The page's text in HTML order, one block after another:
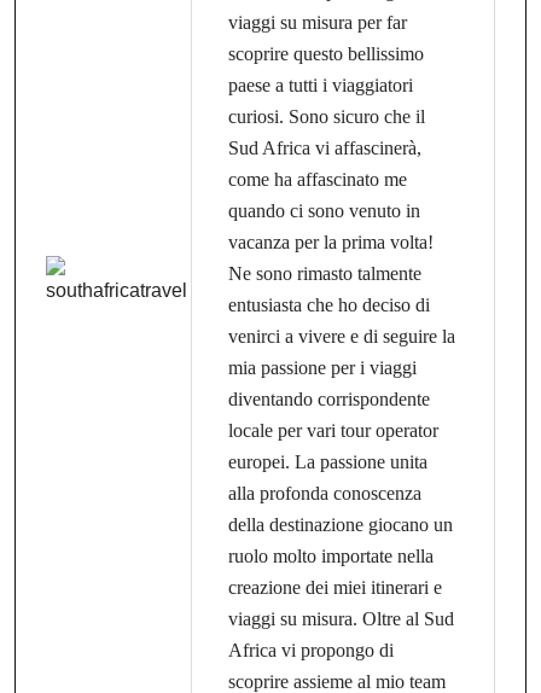
viaggi su misura per far
scoprire questo bellissimo
paese a tutti i viaggiatori
curiosi. Sono sicuro che il
Sud Africa vi affascinerà,
come ha affascinato me
quando ci sono venuto in
vacanza per la prima volta!
Ne sono rimasto talmente
entusiasta che ho deciso di
venirci a vivere e di seguire la
mia passione per i viaggi
diventando corrispondente
locale per vari tour operator
europei. La passione unita
alla profonda conoscenza
della destinazione giocano un
ruolo molto importate nella
creazione dei miei itinerari e
viaggi su misura. Oltre al Sud
Africa vi propongo di
scoprire assieme al mio team